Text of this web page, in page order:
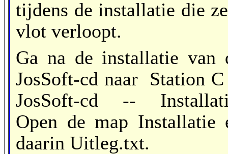
tijdens de installatie die
vlot verloopt.
Ga na de installatie van
JosSoft-cd naar Station
JosSoft-cd --
Open de map Installatie
daarin Uitleg.txt.